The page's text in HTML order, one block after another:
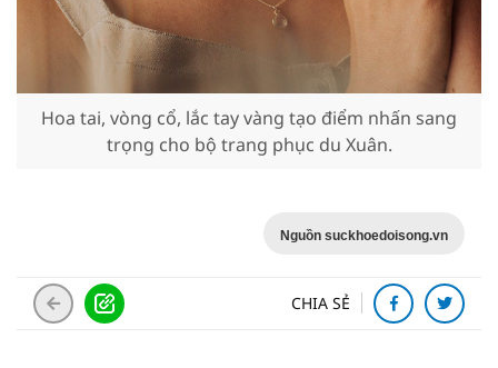
Hoa tai, vòng cổ, lắc tay vàng tạo điểm nhấn sang
trọng cho bộ trang phục du Xuân.
Nguồn suckhoedoisong.vn
CHIA SẺ